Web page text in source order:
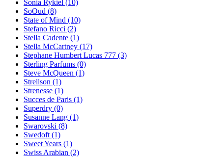
Sonia Rykiel (10)
SoOud (8)
State of Mind (10)
Stefano Ricci (2)
Stella Cadente (1)
Stella McCartney (17)
Stephane Humbert Lucas 777 (3)
Sterling Parfums (0)
Steve McQueen (1)
Strellson (1)
Strenesse (1)
Succes de Paris (1)
Superdry (0)
Susanne Lang (1)
Swarovski (8)
Swedoft (1)
Sweet Years (1)
Swiss Arabian (2)